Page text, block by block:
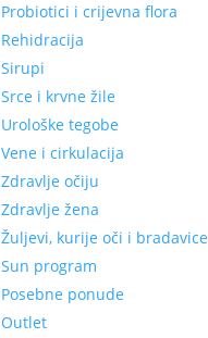
Probiotici i crijevna flora
Rehidracija
Sirupi
Srce i krvne žile
Urološke tegobe
Vene i cirkulacija
Zdravlje očiju
Zdravlje žena
Žuljevi, kurije oči i bradavice
Sun program
Posebne ponude
Outlet